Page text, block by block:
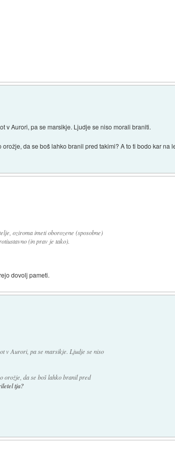
v Aurori, pa se marsikje. Ljudje se niso morali braniti.
da se boš lahko branil pred takimi? A to ti bodo kar na
oziroma imeti oborozene (sposobne)
(in prav je tako).
dovolj pameti.
v Aurori, pa se marsikje. Ljudje se niso
orožje, da se boš lahko branil pred
tja?